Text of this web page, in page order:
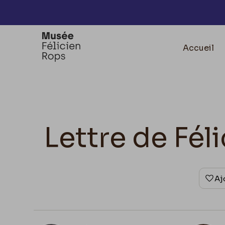
Accueil
Lettre de